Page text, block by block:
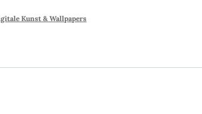
Kunst & Wallpapers